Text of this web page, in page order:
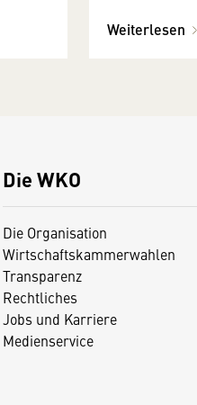
Weiterlesen
Die WKO
Die Organisation
Wirtschaftskammerwahlen
Transparenz
Rechtliches
Jobs und Karriere
Medienservice